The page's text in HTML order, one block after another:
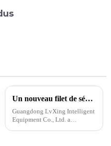
Un nouveau filet de sécurité pour héliport améliore la sécurité aérienne
Guangdong LvXing Intelligent
Equipment Co., Ltd. a